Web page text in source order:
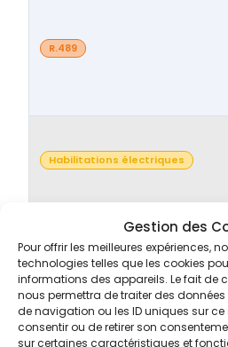
Gestion des
Pour offrir les meilleures expériences,
technologies telles que les cookies
informations des appareils. Le fait de
nous permettra de traiter des
de navigation ou les ID uniques sur ce
consentir ou de retirer son
sur certaines caractéristiques et
R.489
Habilitations électriques
Habilitations électriques